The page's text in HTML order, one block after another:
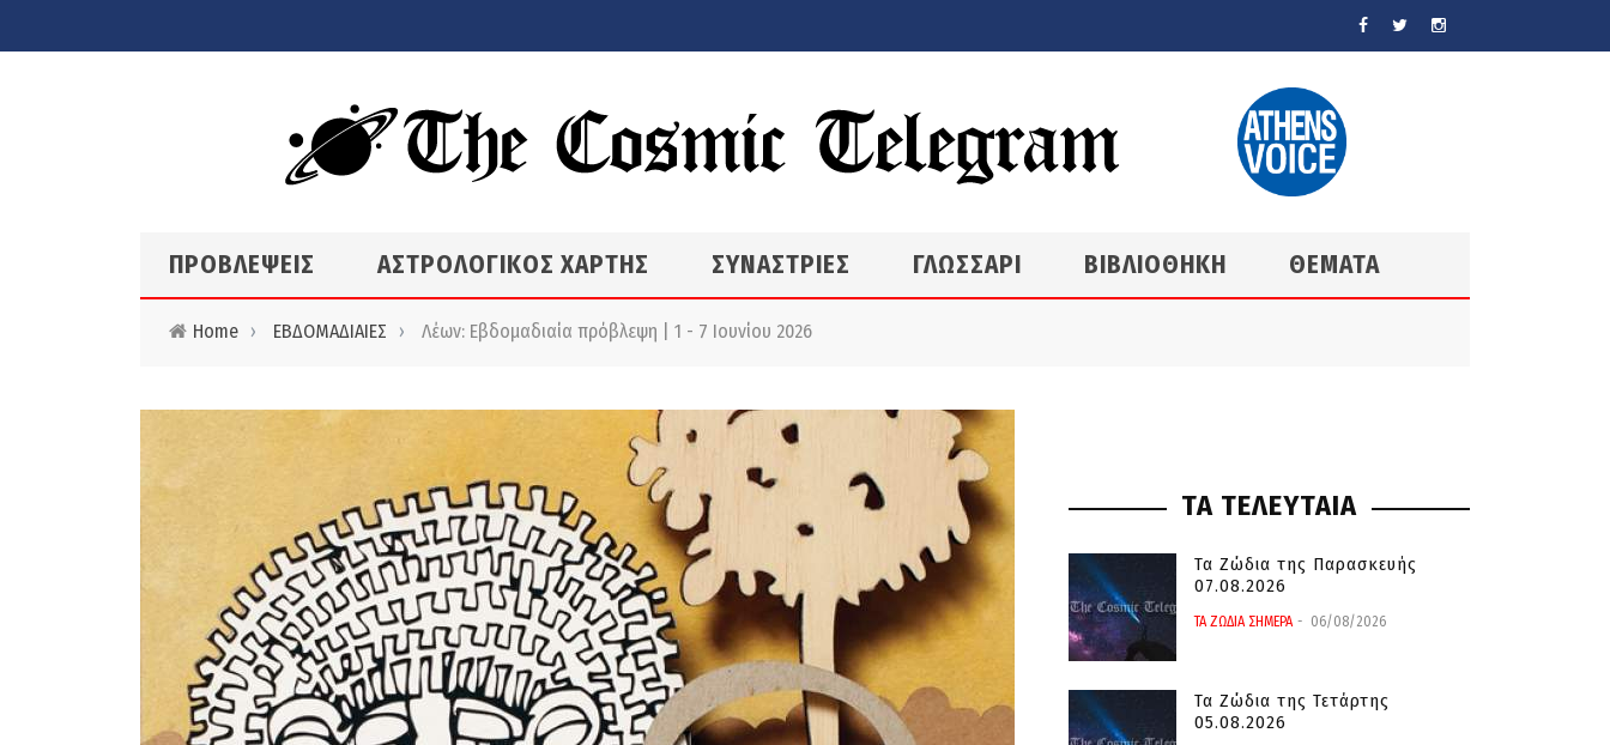
ΠΡΟΒΛΕΨΕΙΣ ΑΣΤΡΟΛΟΓΙΚΟΣ ΧΑΡΤΗΣ ΣΥΝΑΣΤΡΙΕΣ ΓΛΩΣΣΑΡΙ ΒΙΒΛΙΟΘΗΚΗ ΘΕΜΑΤΑ
Home › ΕΒΔΟΜΑΔΙΑΙΕΣ › Λέων: Εβδομαδιαία πρόβλεψη | 1 - 7 Ιουνίου 2026
ΤΑ ΤΕΛΕΥΤΑΙΑ
Τα Ζώδια της Παρασκευής
07.08.2026
ΤΑ ΖΩΔΙΑ ΣΗΜΕΡΑ 06/08/2026
Τα Ζώδια της Τετάρτης
05.08.2026